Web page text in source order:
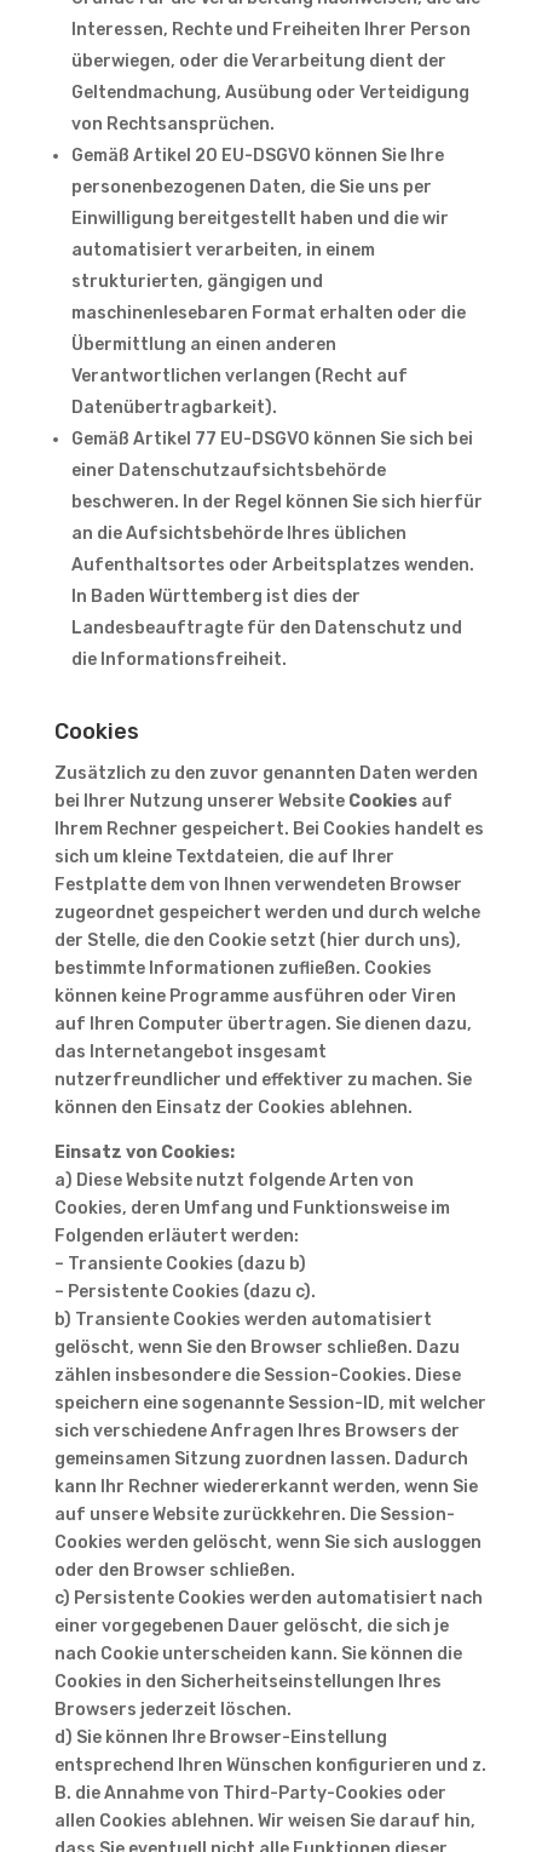
Interessen, Rechte und Freiheiten Ihrer Person
überwiegen, oder die Verarbeitung dient der
Geltendmachung, Ausübung oder Verteidigung
von Rechtsansprüchen.
Gemäß Artikel 20 EU-DSGVO können Sie Ihre
personenbezogenen Daten, die Sie uns per
Einwilligung bereitgestellt haben und die wir
automatisiert verarbeiten, in einem
strukturierten, gängigen und
maschinenlesebaren Format erhalten oder die
Übermittlung an einen anderen
Verantwortlichen verlangen (Recht auf
Datenübertragbarkeit).
Gemäß Artikel 77 EU-DSGVO können Sie sich bei
einer Datenschutzaufsichtsbehörde
beschweren. In der Regel können Sie sich hierfür
an die Aufsichtsbehörde Ihres üblichen
Aufenthaltsortes oder Arbeitsplatzes wenden.
In Baden Württemberg ist dies der
Landesbeauftragte für den Datenschutz und
die Informationsfreiheit.
Cookies
Zusätzlich zu den zuvor genannten Daten werden
bei Ihrer Nutzung unserer Website Cookiesauf
Ihrem Rechner gespeichert. Bei Cookies handelt es
sich um kleine Textdateien, die auf Ihrer
Festplatte dem von Ihnen verwendeten Browser
zugeordnet gespeichert werden und durch welche
der Stelle, die den Cookie setzt (hier durch uns),
bestimmte Informationen zufließen. Cookies
können keine Programme ausführen oder Viren
auf Ihren Computer übertragen. Sie dienen dazu,
das Internetangebot insgesamt
nutzerfreundlicher und effektiver zu machen. Sie
können den Einsatz der Cookies ablehnen.
Einsatz von Cookies:
a) Diese Website nutzt folgende Arten von
Cookies, deren Umfang und Funktionsweise im
Folgenden erläutert werden:
– Transiente Cookies (dazu b)
– Persistente Cookies (dazu c).
b) Transiente Cookies werden automatisiert
gelöscht, wenn Sie den Browser schließen. Dazu
zählen insbesondere die Session-Cookies. Diese
speichern eine sogenannte Session-ID, mit welcher
sich verschiedene Anfragen Ihres Browsers der
gemeinsamen Sitzung zuordnen lassen. Dadurch
kann Ihr Rechner wiedererkannt werden, wenn Sie
auf unsere Website zurückkehren. Die Session-
Cookies werden gelöscht, wenn Sie sich ausloggen
oder den Browser schließen.
c) Persistente Cookies werden automatisiert nach
einer vorgegebenen Dauer gelöscht, die sich je
nach Cookie unterscheiden kann. Sie können die
Cookies in den Sicherheitseinstellungen Ihres
Browsers jederzeit löschen.
d) Sie können Ihre Browser-Einstellung
entsprechend Ihren Wünschen konfigurieren und z.
B. die Annahme von Third-Party-Cookies oder
allen Cookies ablehnen. Wir weisen Sie darauf hin,